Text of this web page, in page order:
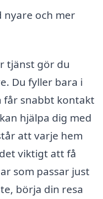
nyare och mer
tjänst gör du
Du fyller bara i
snabbt kontakt
hjälpa dig med
att varje hem
viktigt att få
som passar just
börja din resa